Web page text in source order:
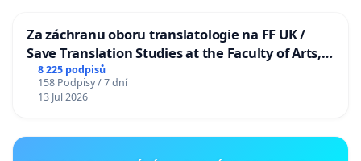
Za záchranu oboru translatologie na FF UK /
Save Translation Studies at the Faculty of Arts,
Charles University
8 225 podpisů
158 Podpisy / 7 dní
13 Jul 2026